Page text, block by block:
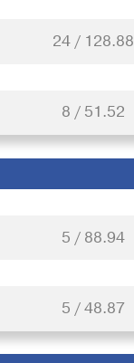
24 / 128.88
8 / 51.52
5 / 88.94
5 / 48.87